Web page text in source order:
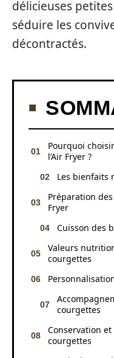
délicieuses
séduire les
décontractés.
Pourquoi
l’Air Fryer ?
Les bienfaits
Préparation
Fryer
Cuisson des
Valeurs
courgettes
courgettes
Conservation
courgettes